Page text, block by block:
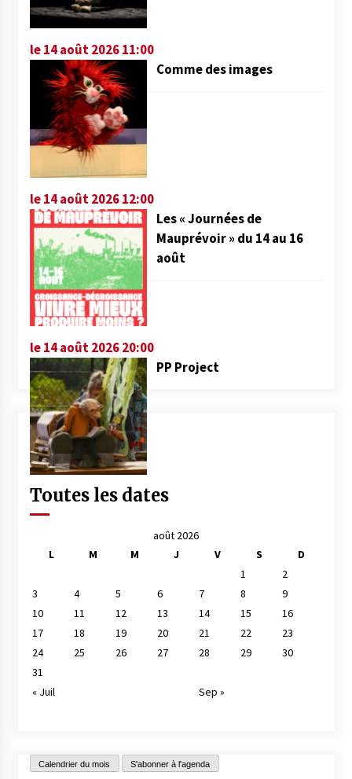
le 14 août 2026 11:00
Comme des images
le 14 août 2026 12:00
Les « Journées de
Mauprévoir » du 14 au 16
août
le 14 août 2026 20:00
PP Project
Toutes les dates
août 2026
L
M M J V S
D
1
2
3
4 5 6 7 8
9
10
11 12 13 14 15
16
17
18 19 20 21 22
23
24
25 26 27 28 29
30
31
« Juil
Sep »
Calendrier du mois S'abonner à l'agenda